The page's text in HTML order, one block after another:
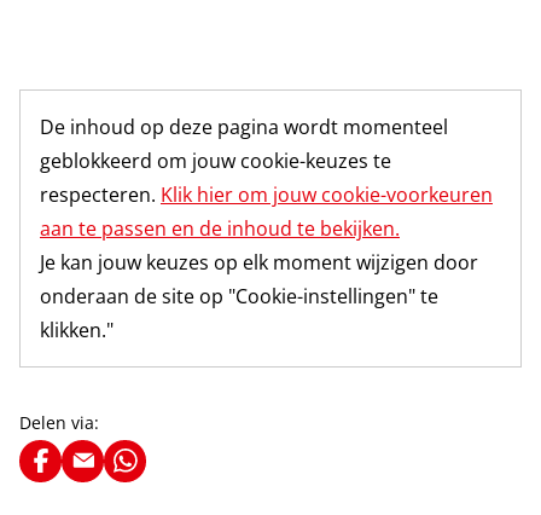
De inhoud op deze pagina wordt momenteel
geblokkeerd om jouw cookie-keuzes te
respecteren. Klik hier om jouw cookie-voorkeuren
aan te passen en de inhoud te bekijken.
Je kan jouw keuzes op elk moment wijzigen door
onderaan de site op "Cookie-instellingen" te
klikken."
Delen via: